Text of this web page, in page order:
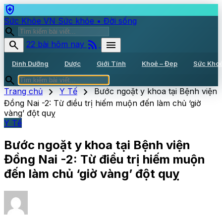
health_and_safety
Sức Khỏe VN Sức khỏe • Đời sống
search
search
22 bài hôm nay rss_feed menu
Dinh Dưỡng Dược Giới Tính Khoẻ – Đẹp Sức
search
Trang chủ chevron_right Y Tế chevron_right Bước ngoặt y khoa tại Bệnh viện
Đồng Nai -2: Từ điều trị hiếm muộn đến làm chủ ‘giờ
vàng’ đột quỵ
Y Tế
Bước ngoặt y khoa tại Bệnh viện
Đồng Nai -2: Từ điều trị hiếm muộn
đến làm chủ ‘giờ vàng’ đột quỵ